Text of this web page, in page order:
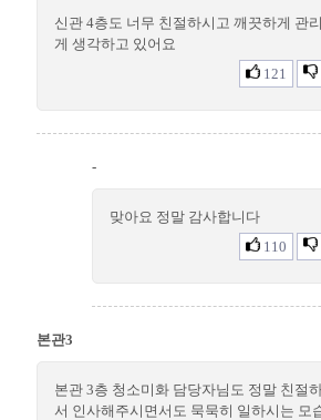
신관 4층도 너무 친절하시고 깨끗하게 관
게 생각하고 있어요
121
-
맞아요 정말 감사합니다
110
본관3
본관 3층 청소미화 담당자님도 정말 친절
서 인사해주시면서도 묵묵히 일하시는 모